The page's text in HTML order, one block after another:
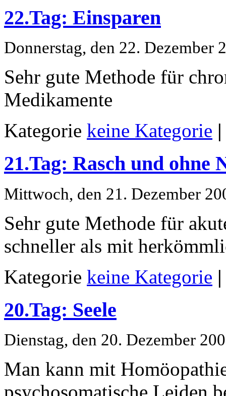
22.Tag: Einsparen
Donnerstag, den 22. Dezember
Sehr gute Methode für
Medikamente
Kategorie keine Kategorie |
21.Tag: Rasch und ohne
Mittwoch, den 21. Dezember
Sehr gute Methode für
schneller als mit
Kategorie keine Kategorie |
20.Tag: Seele
Dienstag, den 20. Dezember
Man kann mit